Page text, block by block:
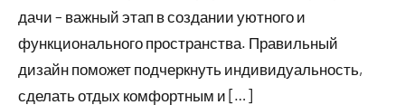
дачи – важный этап в создании уютного и
функционального пространства. Правильный
дизайн поможет подчеркнуть индивидуальность,
сделать отдых комфортным и […]